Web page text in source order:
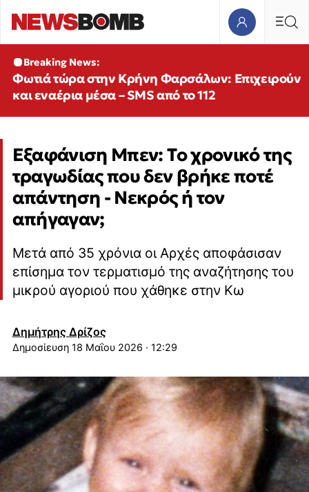
Breaking News:
Φωτιά τώρα στην Κρήνη Φαρσάλων: Επιχειρούν
και εναέρια μέσα – SMS από το 112
Εξαφάνιση Μπεν: Το χρονικό της
τραγωδίας που δεν βρήκε ποτέ
απάντηση - Νεκρός ή τον
απήγαγαν;
Μετά από 35 χρόνια οι Αρχές αποφάσισαν
επίσημα τον τερματισμό της αναζήτησης του
μικρού αγοριού που χάθηκε στην Κω
Δημήτρης Δρίζος
18 Μαΐου 2026 · 12:29